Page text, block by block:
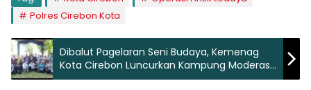
Polres Cirebon Kota
Dibalut Pagelaran Seni Budaya, Kemenag
Kota Cirebon Luncurkan Kampung Moderasi
Beragama